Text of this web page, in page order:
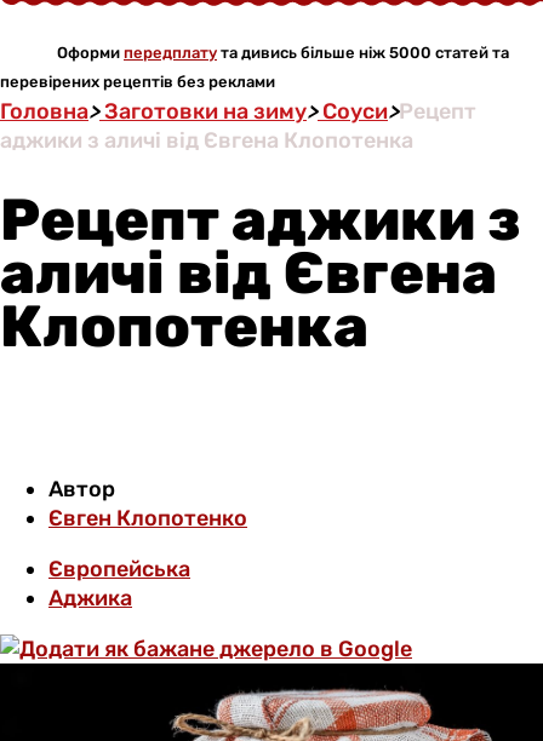
Оформи передплату та дивись більше ніж 5000 статей та
перевірених рецептів без реклами
Головна>Заготовки на зиму>Соуси>Рецепт
аджики з аличі від Євгена Клопотенка
Рецепт аджики з
аличі від Євгена
Клопотенка
Автор
Євген Клопотенко
Європейська
Аджика